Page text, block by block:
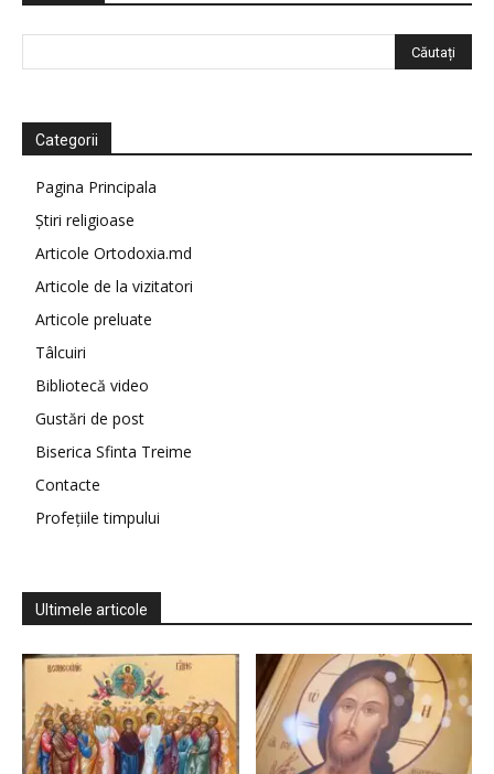
Categorii
Pagina Principala
Știri religioase
Articole Ortodoxia.md
Articole de la vizitatori
Articole preluate
Tâlcuiri
Bibliotecă video
Gustări de post
Biserica Sfinta Treime
Contacte
Profețiile timpului
Ultimele articole